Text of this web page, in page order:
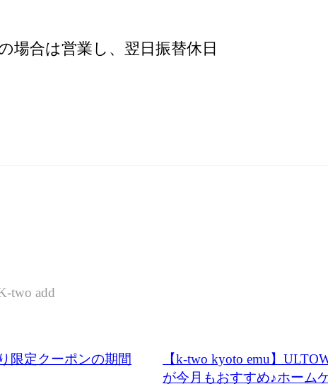
場合は営業し、翌日振替休日
two add
限定クーポンの期間
【k-two kyoto emu】
が今月もおすすめ♪ホーム